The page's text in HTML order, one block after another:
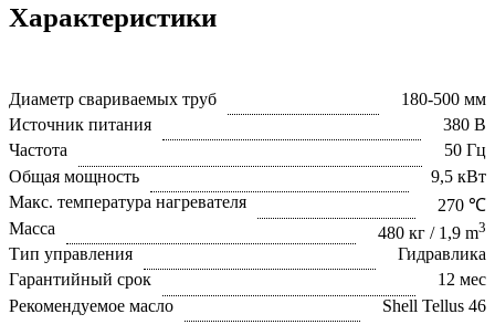
Характеристики
Диаметр свариваемых труб
180-500 мм
Источник питания
380 В
Частота
50 Гц
Общая мощность
9,5 кВт
Макс. температура нагревателя
270 ℃
Масса
480 кг / 1,9 m3
Тип управления
Гидравлика
Гарантийный срок
12 мес
Рекомендуемое масло
Shell Tellus 46